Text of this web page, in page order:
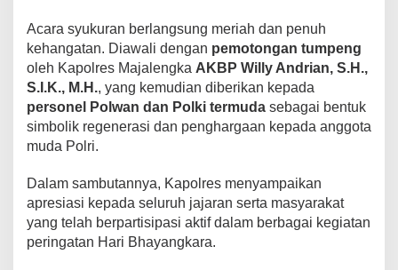
Acara syukuran berlangsung meriah dan penuh
kehangatan. Diawali dengan pemotongan tumpeng
oleh Kapolres Majalengka AKBP Willy Andrian, S.H.,
S.I.K., M.H., yang kemudian diberikan kepada
personel Polwan dan Polki termuda sebagai bentuk
simbolik regenerasi dan penghargaan kepada anggota
muda Polri.
Dalam sambutannya, Kapolres menyampaikan
apresiasi kepada seluruh jajaran serta masyarakat
yang telah berpartisipasi aktif dalam berbagai kegiatan
peringatan Hari Bhayangkara.